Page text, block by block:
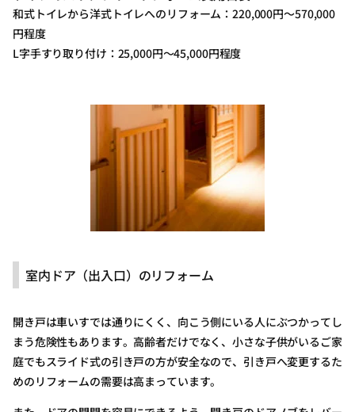
和式トイレから洋式トイレへのリフォーム：220,000円～570,000
円程度
L字手すり取り付け：25,000円～45,000円程度
室内ドア（出入口）のリフォーム
開き戸は車いすでは通りにくく、向こう側にいる人にぶつかってし
まう危険性もあります。高齢者だけでなく、小さな子供がいるご家
庭でもスライド式の引き戸の方が安全なので、引き戸へ変更するた
めのリフォームの需要は高まっています。